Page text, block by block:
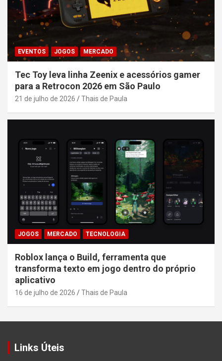
EVENTOS JOGOS MERCADO
Tec Toy leva linha Zeenix e acessórios gamer
para a Retrocon 2026 em São Paulo
21 de julho de 2026 Thais de Paula
JOGOS MERCADO TECNOLOGIA
Roblox lança o Build, ferramenta que
transforma texto em jogo dentro do próprio
aplicativo
16 de julho de 2026 Thais de Paula
Links Úteis